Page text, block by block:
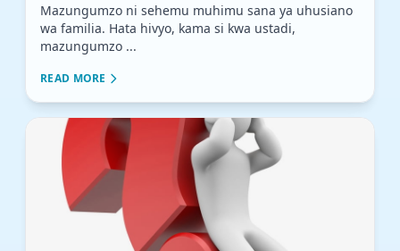
Mazungumzo ni sehemu muhimu sana ya uhusiano
wa familia. Hata hivyo, kama si kwa ustadi,
mazungumzo ...
READ MORE